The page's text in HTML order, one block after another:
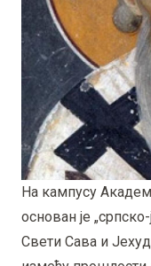
На кампусу
основан је
Свети Сава и